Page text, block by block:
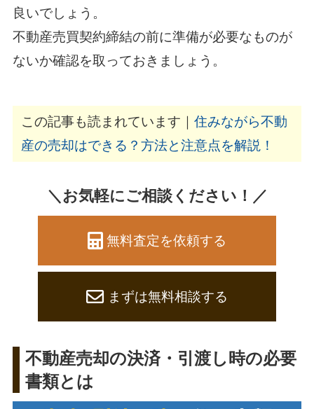
良いでしょう。
不動産売買契約締結の前に準備が必要なものが
ないか確認を取っておきましょう。
この記事も読まれています｜ 住みながら不動
産の売却はできる？方法と注意点を解説！
＼お気軽にご相談ください！／
無料査定を依頼する
まずは無料相談する
不動産売却の決済・引渡し時の必要
書類とは